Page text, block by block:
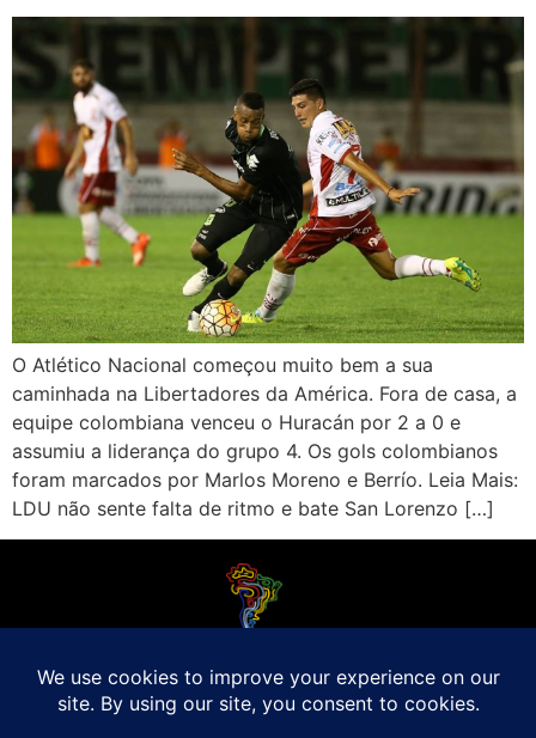
O Atlético Nacional começou muito bem a sua
caminhada na Libertadores da América. Fora de casa, a
equipe colombiana venceu o Huracán por 2 a 0 e
assumiu a liderança do grupo 4. Os gols colombianos
foram marcados por Marlos Moreno e Berrío. Leia Mais:
LDU não sente falta de ritmo e bate San Lorenzo […]
O Futebol Latino sabe que a alegria do esporte bretão do continente americano
é bem mais do que Brasil, Argentina e Uruguai. Isso porque o amante da bola